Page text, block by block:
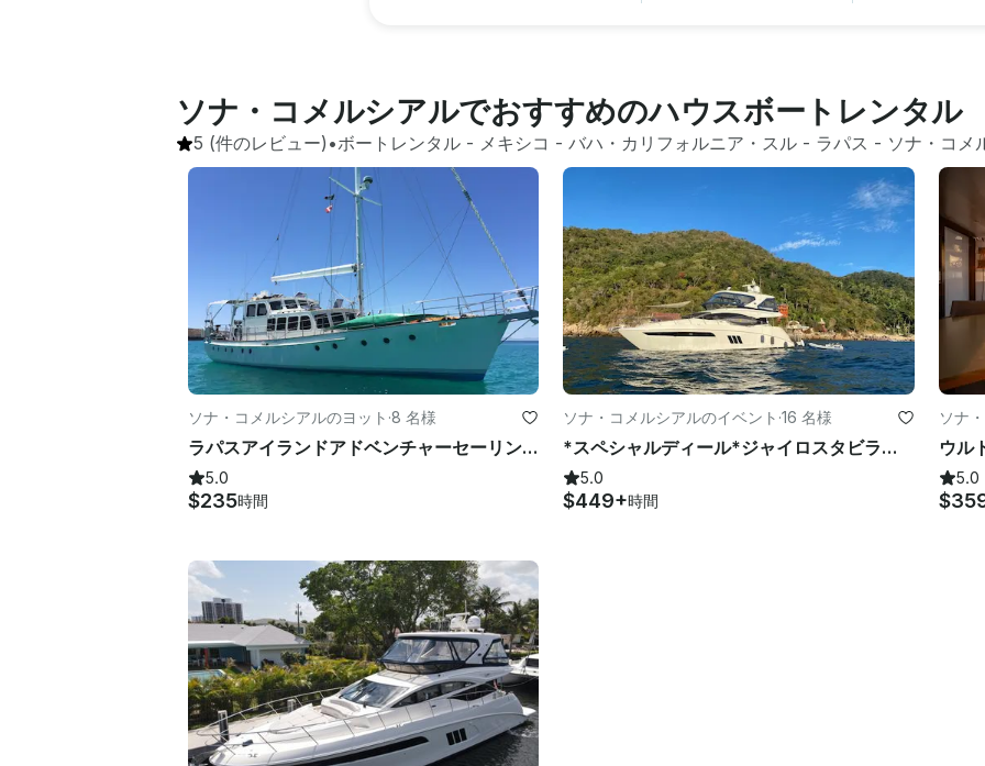
ソナ・コメルシアルでおすすめのハウスボートレンタル
5 (件のレビュー) •ボートレンタル - メキシコ - バハ・カリフォルニア・スル - ラパス - ソナ・コメ
ソナ・コメルシアルのヨット ·8 名様
ラパスアイランドアドベンチャーセーリングクルーザー
5.0
$235時間
ソナ・コメルシアルのイベント ·16 名様
*スペシャルディール*ジャイロスタビライザー付き60フィート豪華ヨット
5.0
$449+時間
ソナ
5.0